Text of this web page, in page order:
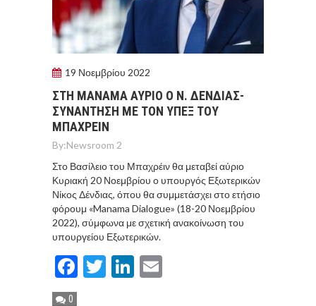
19 Νοεμβρίου 2022
ΣΤΗ ΜΑΝΑΜΑ ΑΥΡΙΟ Ο Ν. ΔΕΝΔΙΑΣ-
ΣΥΝΑΝΤΗΣΗ ΜΕ ΤΟΝ ΥΠΕΞ ΤΟΥ
ΜΠΑΧΡΕΙΝ
By:Newsroom 2
Στο Βασίλειο του Μπαχρέιν θα μεταβεί αύριο
Κυριακή 20 Νοεμβρίου ο υπουργός Εξωτερικών
Νίκος Δένδιας, όπου θα συμμετάσχει στο ετήσιο
φόρουμ «Manama Dialogue» (18-20 Νοεμβρίου
2022), σύμφωνα με σχετική ανακοίνωση του
υπουργείου Εξωτερικών.
Facebook
TwitterLinkedIn
0